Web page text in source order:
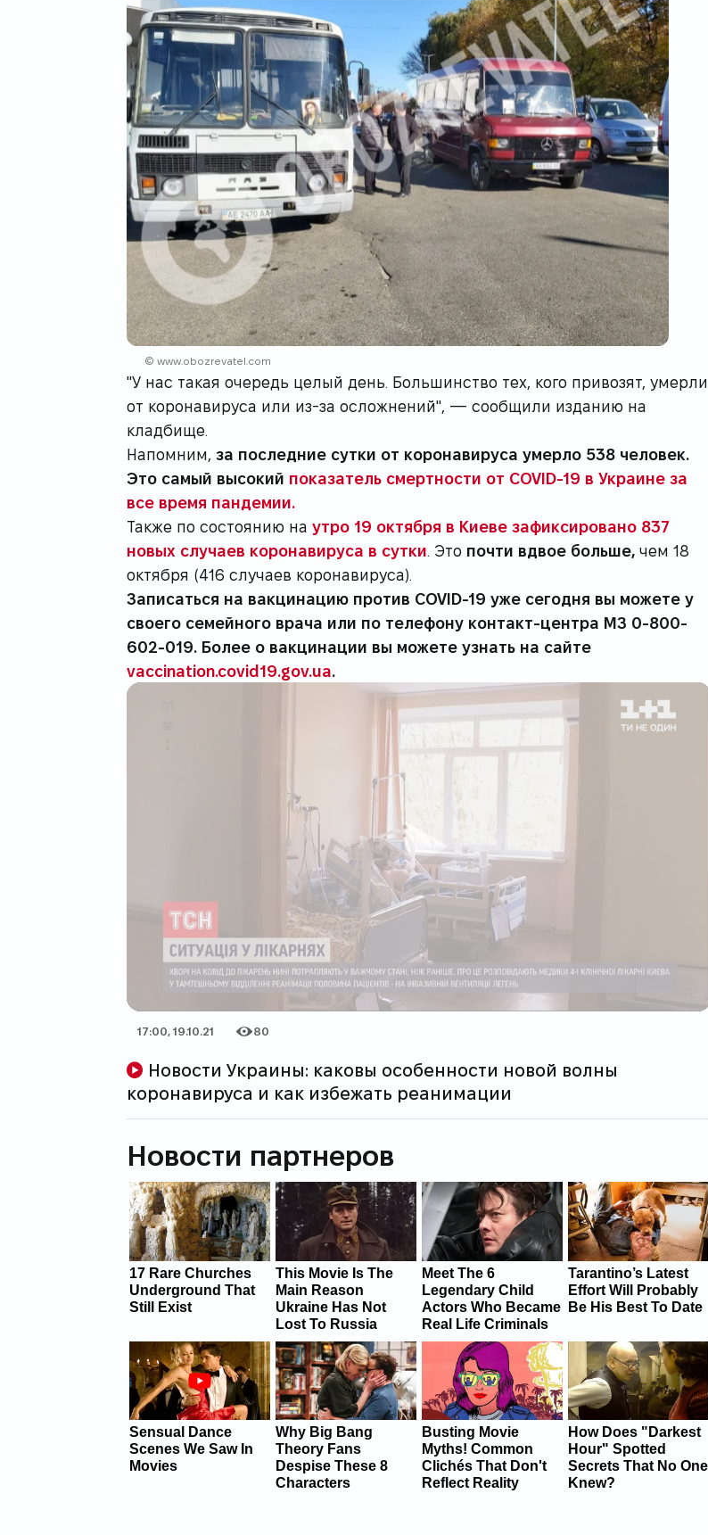
© www.obozrevatel.com
"У нас такая очередь целый день. Большинство тех, кого привозят, умерли
от коронавируса или из-за осложнений", — сообщили изданию на
кладбище.
Напомним, за последние сутки от коронавируса умерло 538 человек.
Это самый высокий показатель смертности от COVID-19 в Украине за
все время пандемии.
Также по состоянию на утро 19 октября в Киеве зафиксировано 837
новых случаев коронавируса в сутки . Это почти вдвое больше, чем 18
октября (416 случаев коронавируса).
Записаться на вакцинацию против COVID-19 уже сегодня вы можете у
своего семейного врача или по телефону контакт-центра МЗ 0-800-
602-019. Более о вакцинации вы можете узнать на сайте
vaccination.covid19.gov.ua
Дата публикации
17:00, 19.10.21
Количество просмотров
80
коронавируса и как избежать реанимации
Новости партнеров